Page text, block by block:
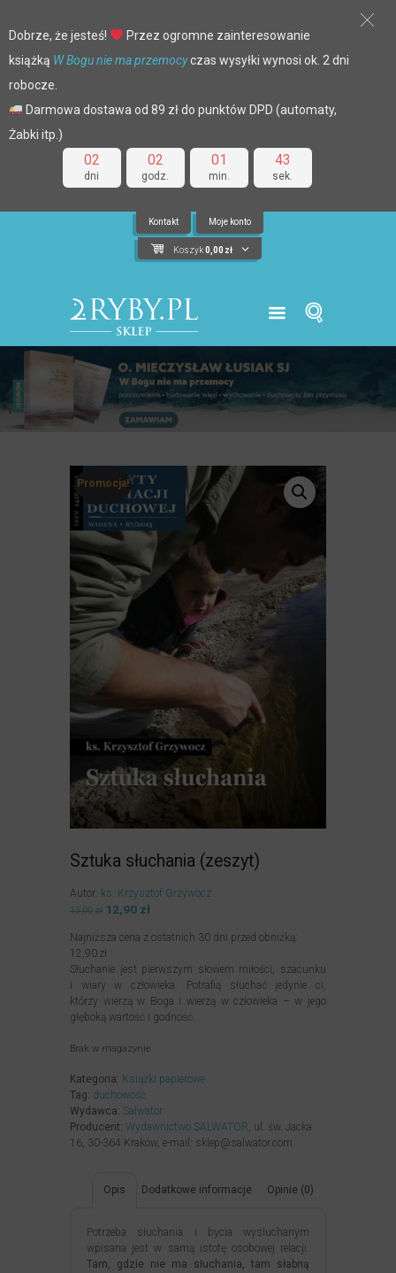
02
dni
02
godz.
01
min.
42
sek.
Dobrze, że jesteś!
Przez ogromne zainteresowanie
książką W Bogu nie ma przemocyczas wysyłki wynosi ok. 2 dni
robocze.
Darmowa dostawa od 89 zł do punktów DPD (automaty,
Żabki itp.)
Kontakt Moje konto
Koszyk 0,00 zł
Promocja!
Sztuka słuchania (zeszyt)
Autor: ks. Krzysztof Grzywocz
13,00zł Pierwotna
wynosiła:
13,00zł.
12,90 złAktualna
wynosi:
Najniższa cena z ostatnich 30 dni przed obniżką:
12,90 zł
Słuchanie jest pierwszym słowem miłości, szacunku
i wiary w człowieka. Potrafią słuchać jedynie ci,
którzy wierzą w Boga i wierzą w człowieka – w jego
głęboką wartość i godność.
Brak w magazynie
Kategoria: Książki papierowe
Tag: duchowość
Wydawca: Salwator
Producent: Wydawnictwo SALWATOR, ul. św. Jacka
16, 30-364 Kraków, e-mail: sklep@salwator.com
Opis Dodatkowe informacje Opinie (0)
Potrzeba słuchania i bycia wysłuchanym
wpisana jest w samą istotę osobowej relacji.
Tam, gdzie nie ma słuchania, tam słabną